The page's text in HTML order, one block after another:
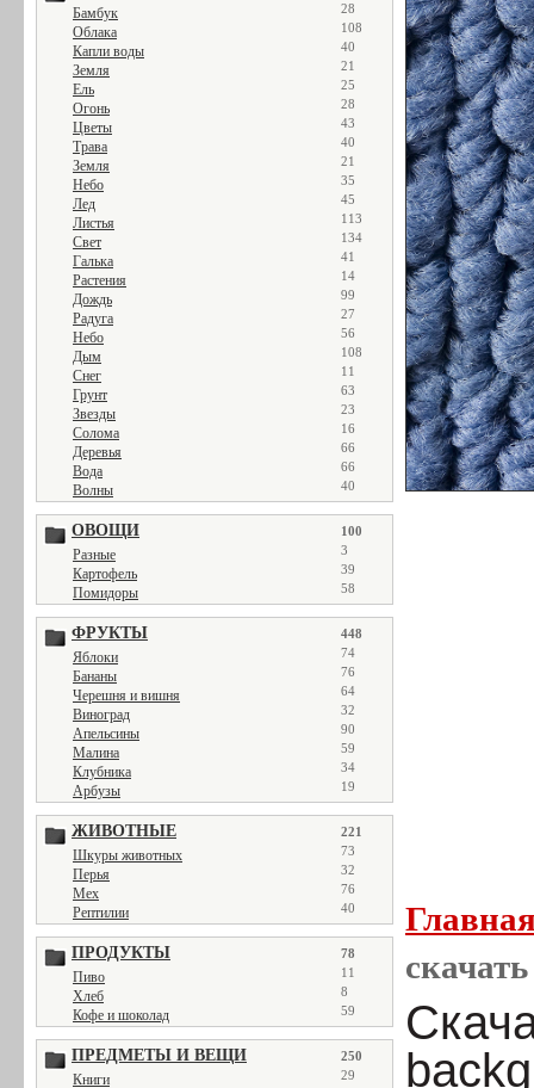
Бамбук 28
Облака 108
Капли воды 40
Земля 21
Ель 25
Огонь 28
Цветы 43
Трава 40
Земля 21
Небо 35
Лед 45
Листья 113
Свет 134
Галька 41
Растения 14
Дождь 99
Радуга 27
Небо 56
Дым 108
Снег 11
Грунт 63
Звезды 23
Солома 16
Деревья 66
Вода 66
Волны 40
ОВОЩИ 100
Разные 3
Картофель 39
Помидоры 58
ФРУКТЫ 448
Яблоки 74
Бананы 76
Черешня и вишня 64
Виноград 32
Апельсины 90
Малина 59
Клубника 34
Арбузы 19
ЖИВОТНЫЕ 221
Шкуры животных 73
Перья 32
Мех 76
Рептилии 40
ПРОДУКТЫ 78
Пиво 11
Хлеб 8
Кофе и шоколад 59
ПРЕДМЕТЫ И ВЕЩИ 250
Книги 29